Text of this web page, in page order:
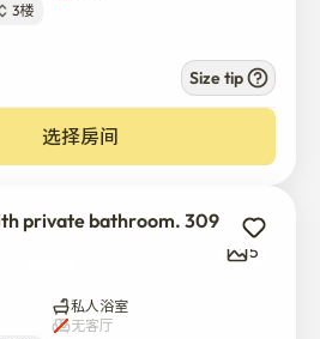
3楼
Size tip
选择房间
private bathroom. 309
5
私人浴室
无客厅